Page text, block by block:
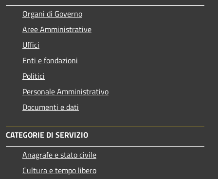
Organi di Governo
Aree Amministrative
Uffici
Enti e fondazioni
Politici
Personale Amministrativo
Documenti e dati
CATEGORIE DI SERVIZIO
Anagrafe e stato civile
Cultura e tempo libero